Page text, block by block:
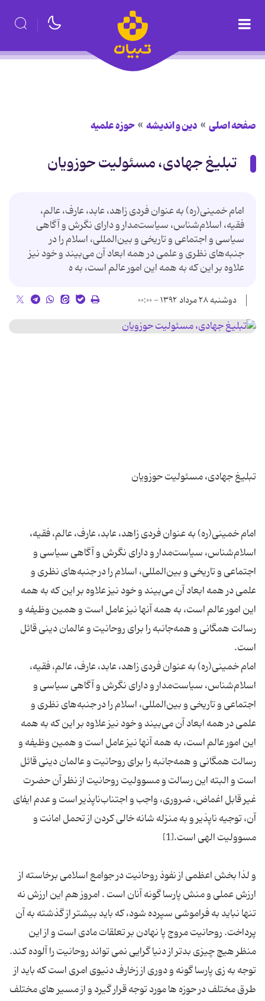
صفحه اصلی دین و اندیشه حوزه علمیه
تبلیغ جهادی، مسئولیت حوزویان
امام خمینی(ره) به عنوان فردی زاهد، عابد، عارف، عالم،
فقیه، اسلام‌شناس، سیاست‌مدار و دارای نگرش و آگاهی
سیاسی و اجتماعی و تاریخی و بین‌المللی، اسلام را در
جنبه‌های نظری و علمی در همه ابعاد آن می‌بیند و خود نیز
علاوه بر این که به همه این امور عالم است، به ه
دوشنبه ۲۸ مرداد ۱۳۹۲ - ۰۰:۰۰
امام خمینی(ره) به عنوان فردی زاهد، عابد، عارف، عالم، فقیه،
اسلام‌شناس، سیاست‌مدار و دارای نگرش و آگاهی سیاسی و
اجتماعی و تاریخی و بین‌المللی، اسلام را در جنبه‌های نظری و
علمی در همه ابعاد آن می‌بیند و خود نیز علاوه بر این که به همه
این امور عالم است، به همه آنها نیز عامل است و همین وظیفه و
رسالت همگانی و همه‌جانبه را برای روحانیت و عالمان دینی قائل
امام خمینی(ره) به عنوان فردی زاهد، عابد، عارف، عالم، فقیه،
اسلام‌شناس، سیاست‌مدار و دارای نگرش و آگاهی سیاسی و
اجتماعی و تاریخی و بین‌المللی، اسلام را در جنبه‌های نظری و
علمی در همه ابعاد آن می‌بیند و خود نیز علاوه بر این که به همه
این امور عالم است، به همه آنها نیز عامل است و همین وظیفه و
رسالت همگانی و همه‌جانبه را برای روحانیت و عالمان دینی قائل
است و البته این رسالت و مسوولیت روحانیت از نظر آن حضرت
غیر قابل اغماض، ضروری، واجب و اجتناب‌ناپذیر است و عدم ایفای
آن، توجیه ناپذیر و به منزله شانه خالی کردن از تحمل امانت و
و لذا بخش اعظمی از نفوذ روحانیت در جوامع اسلامی برخاسته از
ارزش عملی و منش پارسا گونه آنان است . امروز هم این ارزش نه
تنها نباید به فراموشی سپرده شود، که باید بیشتر از گذشته به آن
پرداخت. روحانیت مروج پا نهادن بر تعلقات مادی است و از این
منظر هیچ چیزی بدتر از دنیا گرایی نمی‌ تواند روحانیت را آلوده کند.
توجه به زی پارسا گونه و دوری از زخارف دنیوی امری است که باید از
طرق مختلف در حوزه ‌ها مورد توجه قرار گیرد و از مسیر‌ های مختلف